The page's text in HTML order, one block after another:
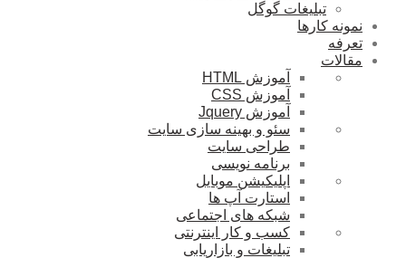
تبلیغات گوگل
نمونه کارها
تعرفه
مقالات
آموزش HTML
آموزش CSS
آموزش Jquery
سئو و بهینه سازی سایت
طراحی سایت
برنامه نویسی
اپلیکیشن موبایل
استارت آپ ها
شبکه های اجتماعی
کسب و کار اینترنتی
تبلیغات و بازاریابی